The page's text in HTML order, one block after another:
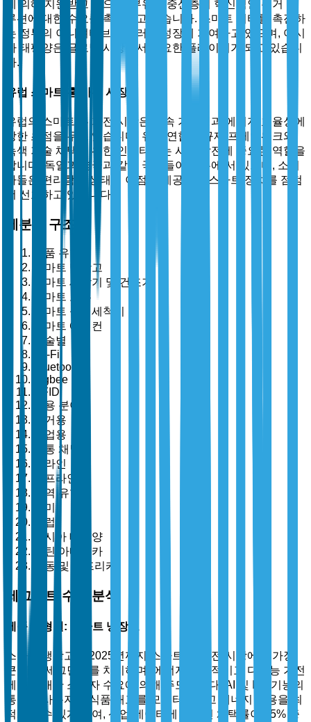
에 의해 지원받고 있으며, 부유한 중산층이 혁신적인 주거 솔
루션에 대한 수요를 촉진하고 있습니다. 스마트 시티를 촉진하
는 정부의 이니셔티브도 이러한 성장에 기여하고 있으며, 아시
아 태평양은 글로벌 시장에서 중요한 플레이어가 되고 있습니
다.
유럽 스마트 홈 가전 시장
유럽의 스마트 홈 가전 시장은 지속 가능성과 에너지 효율성에
강한 초점을 두고 있습니다. 유럽 연합의 규제 프레임워크와
녹색 기술 채택을 위한 인센티브는 시장 발전에 중요한 역할을
합니다. 독일과 영국과 같은 국가들이 선두에 서 있으며, 소비
자들은 편리함과 생태적 이점을 제공하는 스마트 장치를 점점
더 선호하고 있습니다.
세분화 구조
제품 유형별
스마트 냉장고
스마트 세탁기 및 건조기
스마트 오븐
스마트 식기세척기
스마트 에어컨
기술별
Wi-Fi
Bluetooth
Zigbee
RFID
응용 분야별
주거용
상업용
유통 채널별
온라인
오프라인
지역 유형별
북미
유럽
아시아 태평양
라틴 아메리카
중동 및 아프리카
세그먼트 수준 분석
제품 유형별: 스마트 냉장고
스마트 냉장고는 2025년까지 스마트 홈 가전 시장에서 가장
큰 하위 세그먼트를 차지하며, 에너지 효율적이고 다기능 가전
제품에 대한 소비자 수요에 의해 주도됩니다. AI 및 IoT 기능의
통합은 사용자가 식품 재고를 모니터링하고 에너지 사용을 최
적화할 수 있게 하여, 산업 데이터에 따르면 채택률이 35% 증